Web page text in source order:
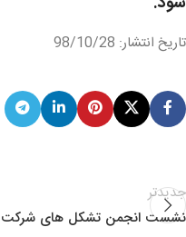
تاریخ انتشار: 98/10/28
جدیدتر
نشست انجمن تشکل های شرکت